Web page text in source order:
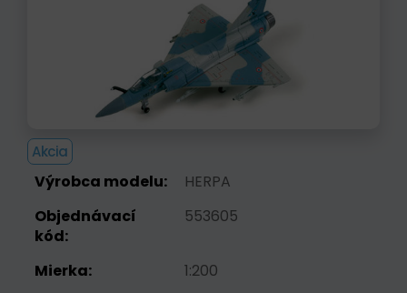
Akcia
Výrobca modelu:
HERPA
Objednávací
kód:
553605
Mierka:
1:200